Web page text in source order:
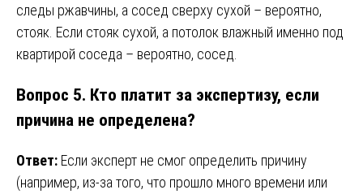
следы ржавчины, а сосед сверху сухой – вероятно,
стояк. Если стояк сухой, а потолок влажный именно под
квартирой соседа – вероятно, сосед.
Вопрос 5. Кто платит за экспертизу, если
причина не определена?
Ответ: Если эксперт не смог определить причину
(например, из-за того, что прошло много времени или